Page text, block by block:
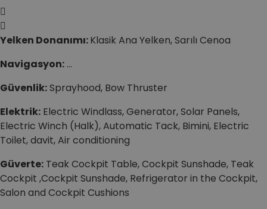
Yelken Donanımı:Klasik Ana Yelken, Sarılı Cenoa
Navigasyon: …
Güvenlik:Sprayhood, Bow Thruster
Elektrik: Electric Windlass, Generator, Solar Panels,
Electric Winch (Halk), Automatic Tack, Bimini, Electric
Toilet, davit, Air conditioning
Güverte: Teak Cockpit Table, Cockpit Sunshade, Teak
Cockpit ,Cockpit Sunshade, Refrigerator in the Cockpit,
Salon and Cockpit Cushions